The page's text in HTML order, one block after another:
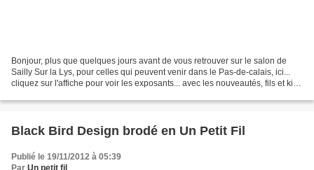
Bonjour, plus que quelques jours avant de vous retrouver sur le salon de
Sailly Sur la Lys, pour celles qui peuvent venir dans le Pas-de-calais, ici...
cliquez sur l'affiche pour voir les exposants... avec les nouveautés, fils et kit
Black Bird Design brodé en Un Petit Fil
Publié le 19/11/2012 à 05:39
Par Un petit fil